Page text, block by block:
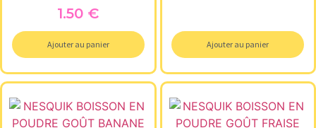
1.50 €
Ajouter au panier Ajouter au panier